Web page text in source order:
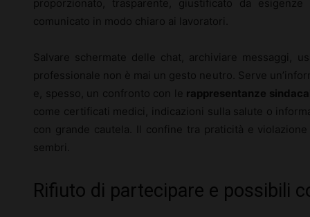
proporzionato, trasparente, giustificato da
comunicato in modo chiaro ai lavoratori.
Salvare schermate delle chat, archiviare messaggi,
professionale non è mai un gesto neutro. Serve
e, spesso, un confronto con le rappresentanze
come certificati medici, indicazioni sulla salute o
con grande cautela. Il confine tra praticità e
sembri.
Rifiuto di partecipare e possibili